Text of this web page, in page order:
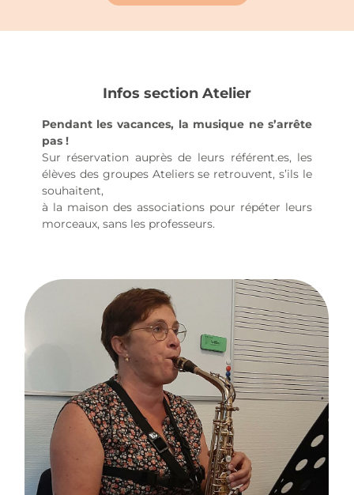
Infos section Atelier
Pendant les vacances, la musique ne s’arrête
pas !
Sur réservation auprès de leurs référent.es, les
élèves des groupes Ateliers se retrouvent, s’ils le
souhaitent,
à la maison des associations pour répéter leurs
morceaux, sans les professeurs.